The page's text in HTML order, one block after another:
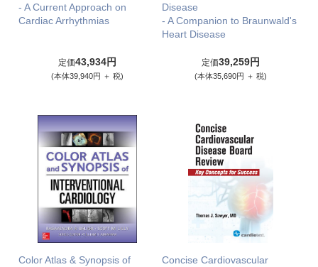
- A Current Approach on
Cardiac Arrhythmias
定価43,934円
(本体39,940円 ＋ 税)
Disease
- A Companion to Braunwald's
Heart Disease
定価39,259円
(本体35,690円 ＋ 税)
Color Atlas & Synopsis of
Concise Cardiovascular